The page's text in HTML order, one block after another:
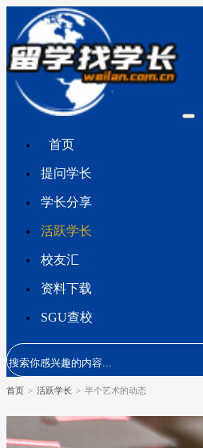
首页
提问学长
学长分享
活跃学长
校友汇
资料下载
SGU查校
首页 > 活跃学长 > 半个艺术的动态